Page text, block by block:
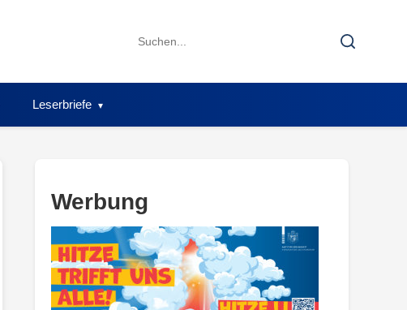
Search
Search
Leserbriefe
Werbung